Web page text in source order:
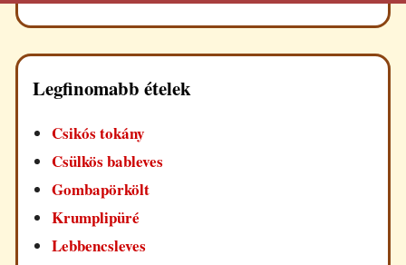
Legfinomabb ételek
Csikós tokány
Csülkös bableves
Gombapörkölt
Krumplipüré
Lebbencsleves